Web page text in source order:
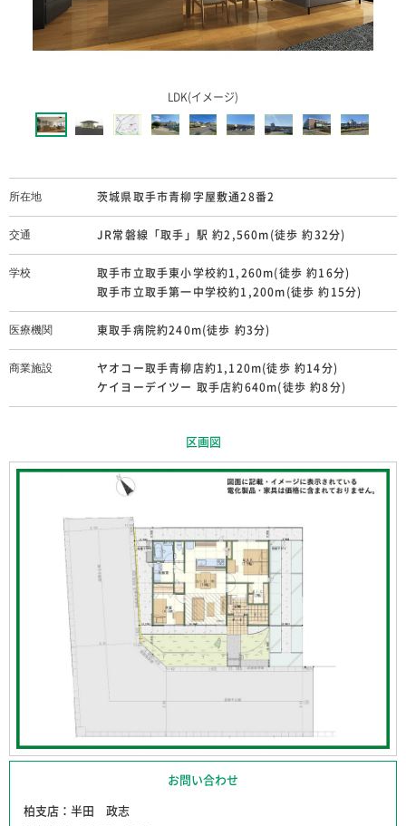
LDK(イメージ)
所在地 茨城県取手市青柳字屋敷通28番2
交通 JR常磐線「取手」駅 約2,560m(徒歩 約32分)
学校
取手市立取手東小学校約1,260m(徒歩 約16分)
取手市立取手第一中学校約1,200m(徒歩 約15分)
医療機関 東取手病院約240m(徒歩 約3分)
商業施設
ヤオコー取手青柳店約1,120m(徒歩 約14分)
ケイヨーデイツー 取手店約640m(徒歩 約8分)
区画図
JR常磐線「取手」駅 約2,560m(徒歩 約32分)
取手市立取手第一中学校約1,200m(徒歩 約15分)
医療機関 東取手病院約240m(徒歩 約3分)
商業施設
ヤオコー取手青柳店約1,120m(徒歩 約14分)
ケイヨーデイツー 取手店約640m(徒歩 約8分)
最多価格帯 −
−
建築年月
建物完成予定：令和9年5月末 (第東
日本25-10471号)
販売戸数 1戸
私道負担面積 無
地目 宅地
用途地域 第一種中高層住居専用地域
−
取引態様 売主
(場合により開発許可No)
12204.94㎡[許可番号：取手市 令
和5年9月28日 第24号]
主たる設備等 上下水道・都市ガス・東京電力
価格のほかに施設等に関する費用
を要するときは、その旨及びその
■自治会費：4,500円/年
されている電化製品・家具は価
格に含まれておりません。
お問い合わせ
柏支店
半田 政志